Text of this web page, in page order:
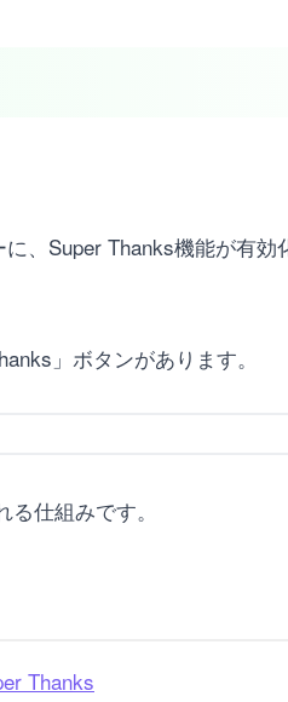
、Super Thanks機能が有
」ボタンがあります。
仕組みです。
Thanks